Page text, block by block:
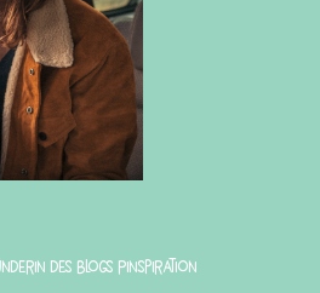
des Blogs Pinspiration